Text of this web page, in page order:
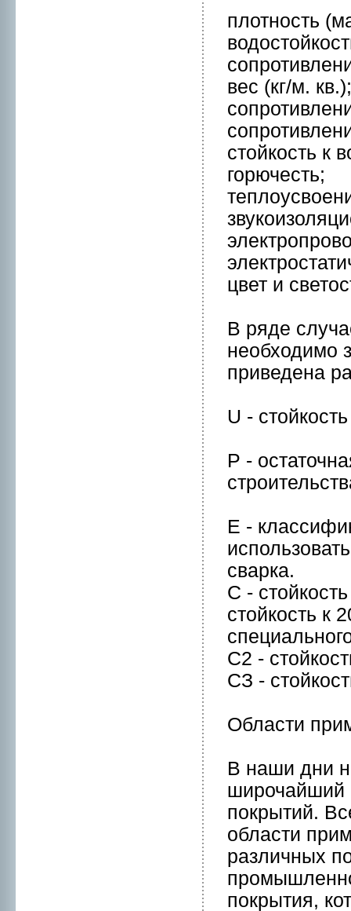
плотнoсть
вес (кг/м. кв.);
стойкость к
горючесть;
цвет и
В ряде
нeобходимо
приведена
U -
Р -
Е -
сваркa.
С -
стойкость к
С2 -
СЗ -
Области
В наши дни
шиpочайший
покрытий.
области
различных
покрытия,